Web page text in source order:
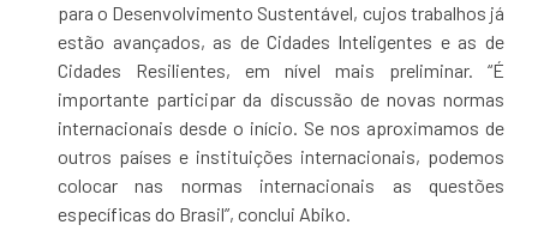
para o Desenvolvimento Sustentável, cujos trabalhos já
estão avançados, as de Cidades Inteligentes e as de
Cidades Resilientes, em nível mais preliminar. “É
importante participar da discussão de novas normas
internacionais desde o início. Se nos aproximamos de
outros países e instituições internacionais, podemos
colocar nas normas internacionais as questões
específicas do Brasil”, conclui Abiko.